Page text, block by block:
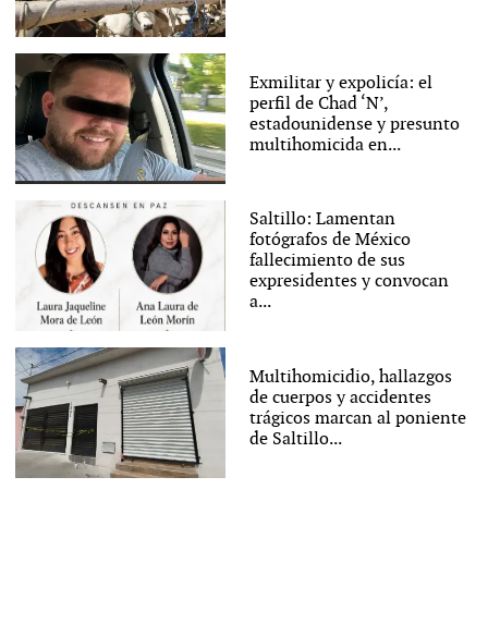
Exmilitar y expolicía: el
perfil de Chad ‘N’,
estadounidense y presunto
multihomicida en...
Saltillo: Lamentan
fotógrafos de México
fallecimiento de sus
expresidentes y convocan
a...
Multihomicidio, hallazgos
de cuerpos y accidentes
trágicos marcan al poniente
de Saltillo...